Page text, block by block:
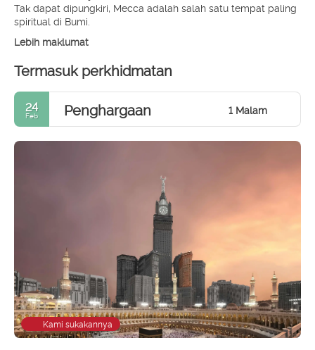
Tak dapat dipungkiri, Mecca adalah salah satu tempat paling
spiritual di Bumi.
Lebih maklumat
Termasuk perkhidmatan
24
Feb Penghargaan 1 Malam
Kami sukakannya